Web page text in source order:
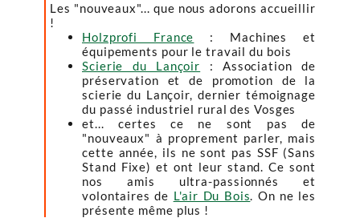
Les "nouveaux"... que nous adorons accueillir
!
Holzprofi France : Machines et
équipements pour le travail du bois
Scierie du Lançoir : Association de
préservation et de promotion de la
scierie du Lançoir, dernier témoignage
du passé industriel rural des Vosges
et... certes ce ne sont pas de
"nouveaux" à proprement parler, mais
cette année, ils ne sont pas SSF (Sans
Stand Fixe) et ont leur stand. Ce sont
nos amis ultra-passionnés et
volontaires de L'air Du Bois. On ne les
présente même plus !